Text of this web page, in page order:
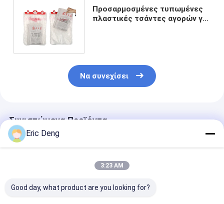
Προσαρμοσμένες τυπωμένες
πλαστικές τσάντες αγορών για
Να συνεχίσει
Συνιστώμενα Προϊόντα
Eric Deng
3:23 AM
Good day, what product are you looking for?